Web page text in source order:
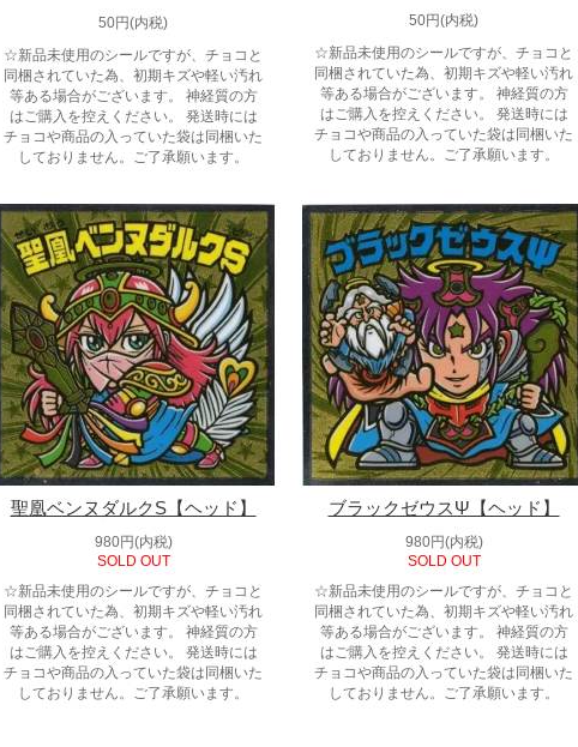
50円(内税)
☆新品未使用のシールですが、チョコと
同梱されていた為、初期キズや軽い汚れ
等ある場合がございます。 神経質の方
はご購入を控えください。 発送時には
チョコや商品の入っていた袋は同梱いた
しておりません。ご了承願います。
50円(内税)
☆新品未使用のシールですが、チョコと
同梱されていた為、初期キズや軽い汚れ
等ある場合がございます。 神経質の方
はご購入を控えください。 発送時には
チョコや商品の入っていた袋は同梱いた
しておりません。ご了承願います。
聖凰ベンヌダルクS【ヘッド】
980円(内税)
SOLD OUT
☆新品未使用のシールですが、チョコと
同梱されていた為、初期キズや軽い汚れ
等ある場合がございます。 神経質の方
はご購入を控えください。 発送時には
チョコや商品の入っていた袋は同梱いた
しておりません。ご了承願います。
ブラックゼウスΨ【ヘッド】
980円(内税)
SOLD OUT
☆新品未使用のシールですが、チョコと
同梱されていた為、初期キズや軽い汚れ
等ある場合がございます。 神経質の方
はご購入を控えください。 発送時には
チョコや商品の入っていた袋は同梱いた
しておりません。ご了承願います。